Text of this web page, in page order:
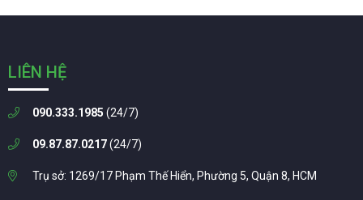
LIÊN HỆ
090.333.1985 (24/7)
09.87.87.0217(24/7)
Trụ sở: 1269/17 Phạm Thế Hiển, Phường 5, Quận 8, HCM